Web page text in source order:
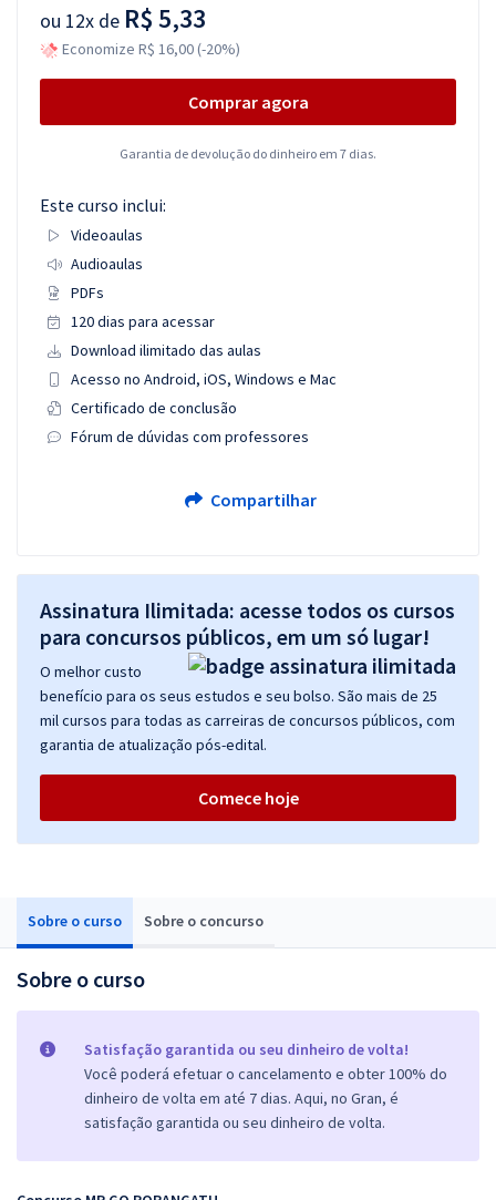
Sobre o curso Sobre o concurso
Sobre o curso
Satisfação garantida ou seu dinheiro de volta!
Você poderá efetuar o cancelamento e obter 100% do
dinheiro de volta em até 7 dias. Aqui, no Gran, é
satisfação garantida ou seu dinheiro de volta.
ou 12x de R$ 5,33
Economize R$ 16,00 (-20%)
Comprar agora
Garantia de devolução do dinheiro em 7 dias.
Este curso inclui:
Videoaulas
Audioaulas
PDFs
120 dias para acessar
Download ilimitado das aulas
Acesso no Android, iOS, Windows e Mac
Certificado de conclusão
Fórum de dúvidas com professores
Compartilhar
Assinatura Ilimitada: acesse todos os cursos
para concursos públicos, em um só lugar!
O melhor custo
benefício para os seus estudos e seu bolso. São mais de 25
mil cursos para todas as carreiras de concursos públicos, com
garantia de atualização pós-edital.
Comece hoje